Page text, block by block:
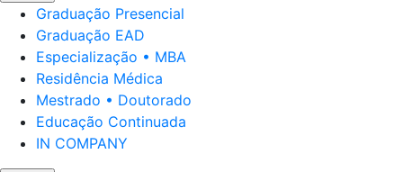
Graduação Presencial
Graduação EAD
Especialização • MBA
Residência Médica
Mestrado • Doutorado
Educação Continuada
IN COMPANY